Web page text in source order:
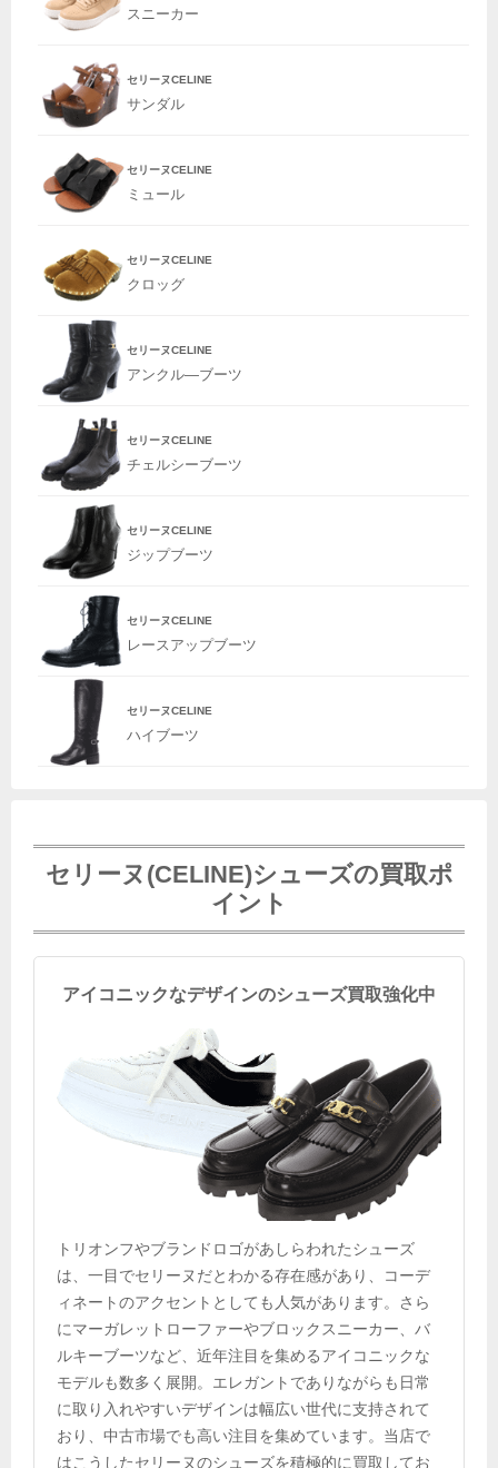
スニーカー
セリーヌCELINE
サンダル
セリーヌCELINE
ミュール
セリーヌCELINE
クロッグ
セリーヌCELINE
アンクル―ブーツ
セリーヌCELINE
チェルシーブーツ
セリーヌCELINE
ジップブーツ
セリーヌCELINE
レースアップブーツ
セリーヌCELINE
ハイブーツ
セリーヌ(CELINE)シューズの買取ポ
イント
アイコニックなデザインのシューズ買取強化中
トリオンフやブランドロゴがあしらわれたシューズ
は、一目でセリーヌだとわかる存在感があり、コーデ
ィネートのアクセントとしても人気があります。さら
にマーガレットローファーやブロックスニーカー、バ
ルキーブーツなど、近年注目を集めるアイコニックな
モデルも数多く展開。エレガントでありながらも日常
に取り入れやすいデザインは幅広い世代に支持されて
おり、中古市場でも高い注目を集めています。当店で
はこうしたセリーヌのシューズを積極的に買取してお